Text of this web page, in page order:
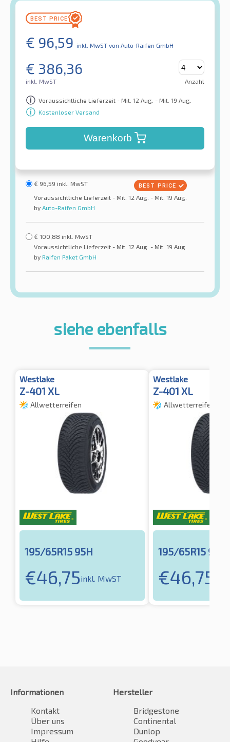
€ 96,59 inkl. MwST von Auto-Raifen GmbH
€ 386,36
inkl. MwST Anzahl
Voraussichtliche Lieferzeit - Mit. 12 Aug. - Mit. 19 Aug.
Kostenloser Versand
Warenkorb
€ 96,59 inkl. MwST
Voraussichtliche Lieferzeit - Mit. 12 Aug. - Mit. 19 Aug.
by Auto-Raifen GmbH
€ 100,88 inkl. MwST
Voraussichtliche Lieferzeit - Mit. 12 Aug. - Mit. 19 Aug.
by Raifen Paket GmbH
siehe ebenfalls
Westlake
Z-401 XL
Allwetterreifen
195/65R15 95H
€46,75inkl. MwST
Westlake
Z-401 XL
Allwetterreifen
195/65R15 95H
€46,75
Informationen
Kontakt
Über uns
Impressum
Hersteller
Bridgestone
Continental
Dunlop